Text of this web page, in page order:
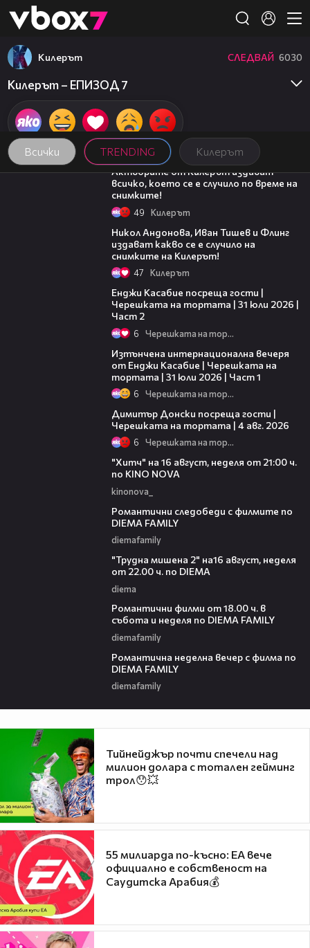
👾
Всички TRENDING Килерът
Килерът СЛЕДВАЙ 6030
Килерът – ЕПИЗОД 7
05:58
Актьорите от Килерът издават
всичко, което се е случило по време на
снимките!
49 Килерът
Никол Андонова, Иван Тишев и Флинг
издават какво се е случило на
снимките на Килерът!
47 Килерът
Енджи Касабие посреща гости |
Черешката на тортата | 31 юли 2026 |
Част 2
6 Черешката на тортата
Изтънчена интернационална вечеря
от Енджи Касабие | Черешката на
тортата | 31 юли 2026 | Част 1
6 Черешката на тортата
Димитър Донски посреща гости |
Черешката на тортата | 4 авг. 2026
6 Черешката на тортата
"Хитч" на 16 август, неделя от 21:00 ч.
по KINO NOVA
kinonova_
Романтични следобеди с филмите по
DIEMA FAMILY
diemafamily
"Трудна мишена 2" на16 август, неделя
от 22.00 ч. по DIEMA
diema
Романтични филми от 18.00 ч. в
събота и неделя по DIEMA FAMILY
diemafamily
Романтичнa неделна вечер с филма по
DIEMA FAMILY
diemafamily
Тийнейджър почти спечели над
милион долара с тотален гейминг
трол😯💥
55 милиарда по-късно: EA вече
официално е собственост на
Саудитска Арабия💰